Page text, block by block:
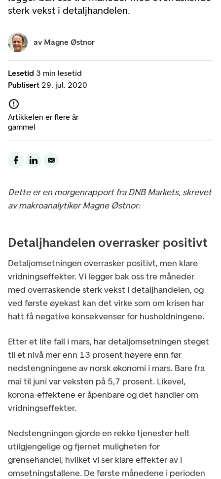
sterk vekst i detaljhandelen.
Lesetid 3 min lesetid
Publisert 29. jul. 2020
Artikkelen er flere år
gammel
av Magne Østnor
Dette er en morgenrapport fra DNB Markets, skrevet
av makroanalytiker Magne Østnor:
Detaljhandelen overrasker positivt
Detaljomsetningen overrasker positivt, men klare
vridningseffekter. Vi legger bak oss tre måneder
med overraskende sterk vekst i detaljhandelen, og
ved første øyekast kan det virke som om krisen har
hatt få negative konsekvenser for husholdningene.
Etter et lite fall i mars, har detaljomsetningen steget
til et nivå mer enn 13 prosent høyere enn før
nedstengningene av norsk økonomi i mars. Bare fra
mai til juni var veksten på 5,7 prosent. Likevel,
korona-effektene er åpenbare og det handler om
vridningseffekter.
Nedstengningen gjorde en rekke tjenester helt
utilgjengelige og fjernet muligheten for
grensehandel, hvilket vi ser klare effekter av i
omsetningstallene. De første månedene i perioden